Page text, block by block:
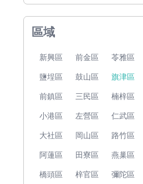
區域
新興區 前金區 苓雅區
鹽埕區 鼓山區 旗津區
前鎮區 三民區 楠梓區
小港區 左營區 仁武區
大社區 岡山區 路竹區
阿蓮區 田寮區 燕巢區
橋頭區 梓官區 彌陀區